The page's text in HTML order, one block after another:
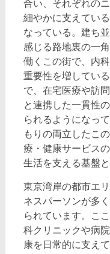
合い、それぞれの
細やかに支えてい
なっている。建ち
感じる路地裏の一
働くこの街で、内
重要性を増してい
で、在宅医療や訪
と連携した一貫性
られるようになっ
もりの両立したこ
療・健康サービス
生活を支える基盤
東京湾岸の都市エ
ネスパーソンが多
られています。こ
科クリニックや病
康を日常的に支え